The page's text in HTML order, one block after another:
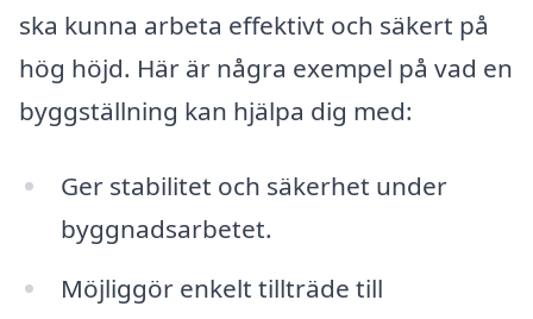
ska kunna arbeta effektivt och säkert på
hög höjd. Här är några exempel på vad en
byggställning kan hjälpa dig med:
Ger stabilitet och säkerhet under
byggnadsarbetet.
Möjliggör enkelt tillträde till